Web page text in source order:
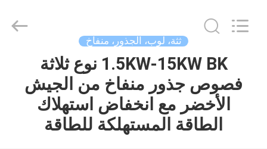
الصفحة
الرئيسية
منتجات
(Jiangsu)
ثثة، لوب، الجذور، منفاخ
1.5KW-15KW BK نوع ثلاثة
فصوص جذور منفاخ من الجيش
الأخضر مع انخفاض استهلاك
الطاقة المستهلكة للطاقة